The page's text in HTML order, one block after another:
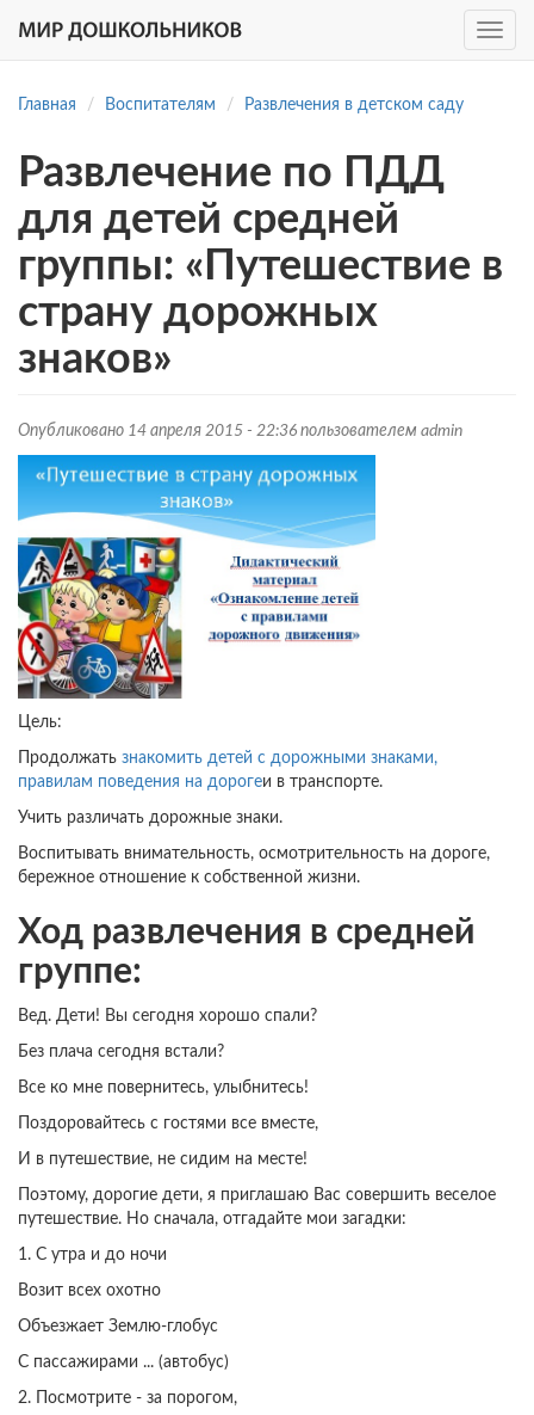
Toggle
Главная Воспитателям Развлечения в детском саду
Развлечение по ПДД
для детей средней
группы: «Путешествие в
страну дорожных
знаков»
Опубликовано 14 апреля 2015 - 22:36 пользователем admin
Цель:
Продолжать знакомить детей с дорожными знаками,
правилам поведения на дорогеи в транспорте.
Учить различать дорожные знаки.
Воспитывать внимательность, осмотрительность на дороге,
бережное отношение к собственной жизни.
Ход развлечения в средней
группе:
Вед. Дети! Вы сегодня хорошо спали?
Без плача сегодня встали?
Все ко мне повернитесь, улыбнитесь!
Поздоровайтесь с гостями все вместе,
И в путешествие, не сидим на месте!
Поэтому, дорогие дети, я приглашаю Вас совершить веселое
путешествие. Но сначала, отгадайте мои загадки:
1. С утра и до ночи
Возит всех охотно
Объезжает Землю-глобус
С пассажирами ... (автобус)
2. Посмотрите - за порогом,